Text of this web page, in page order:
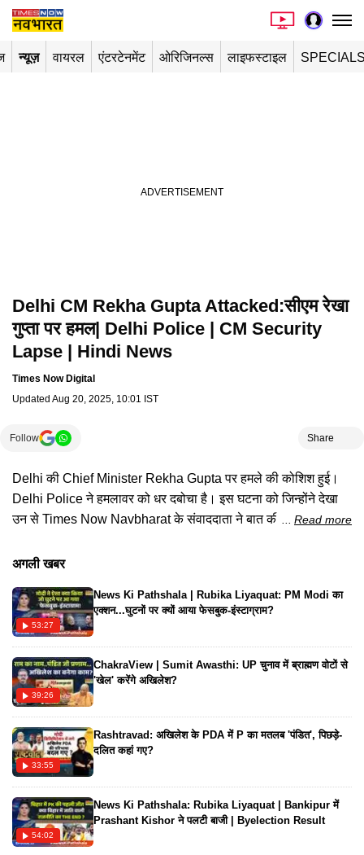
न्यूज़ वायरल एंटरटेनमेंट ओरिजिनल्स लाइफस्टाइल
Delhi CM Rekha Gupta Attacked:सीएम रेखा
गुप्ता पर हमल| Delhi Police | CM Security
Lapse | Hindi News
Times Now Digital
Updated Aug 20, 2025, 10:01 IST
Follow Share
Delhi की Chief Minister Rekha Gupta पर हमले की कोशिश हुई।
Delhi Police ने हमलावर को धर दबोचा है। इस घटना को जिन्होंने देखा
उन से Times Now Navbharat के संवाददाता ने बात की। #delhicm
Read more
अगली खबर
53:27
News Ki Pathshala | Rubika Liyaquat: PM Modi का
एक्शन...घुटनों पर क्यों आया फेसबुक-इंस्टाग्राम?
39:26
ChakraView | Sumit Awasthi: UP चुनाव में ब्राह्मण वोटों से
'खेल' करेंगे अखिलेश?
33:55
Rashtravad: अखिलेश के PDA में P का मतलब 'पंडित', पिछड़े-
दलित कहां गए?
54:02
News Ki Pathshala: Rubika Liyaquat | Bankipur में
Prashant Kishor ने पलटी बाजी | Byelection Result